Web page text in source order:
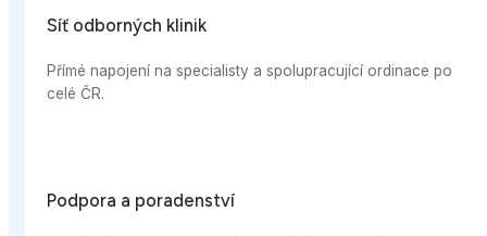
klinik
specialisty a spolupracující ordinace po